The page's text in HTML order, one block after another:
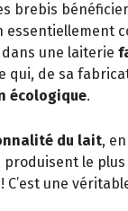
brebis
essentiellement
dans une laiterie
qui, de sa
écologique.
du lait,
le
une